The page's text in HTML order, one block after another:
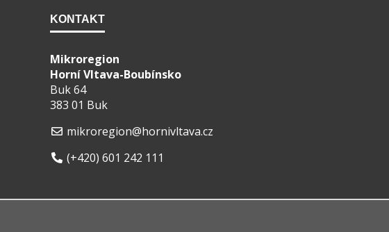
KONTAKT
Mikroregion
Horní Vltava-Boubínsko
Buk 64
383 01 Buk
mikroregion@hornivltava.cz
(+420) 601 242 111